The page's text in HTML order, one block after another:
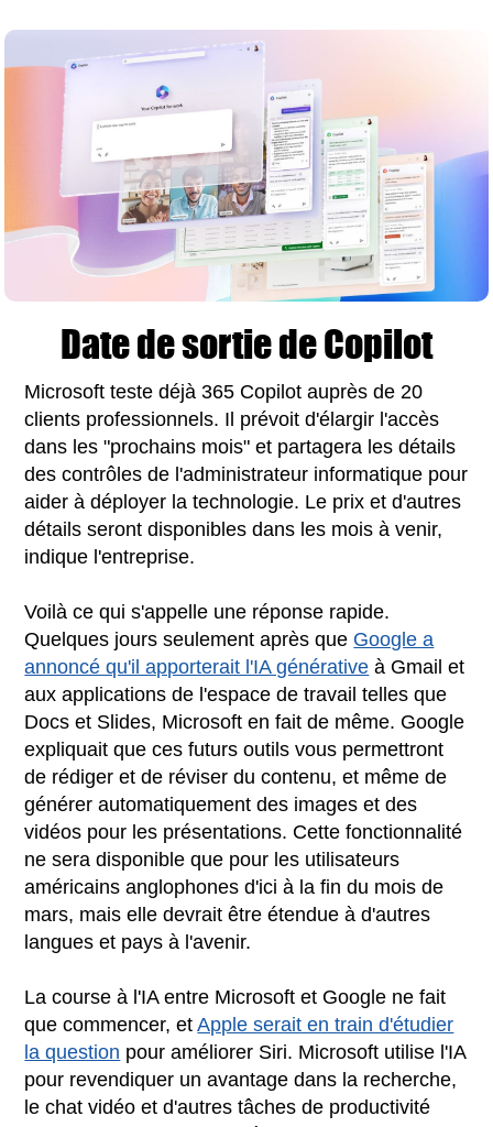
Date de sortie de Copilot
Microsoft teste déjà 365 Copilot auprès de 20
clients professionnels. Il prévoit d'élargir l'accès
dans les "prochains mois" et partagera les détails
des contrôles de l'administrateur informatique pour
aider à déployer la technologie. Le prix et d'autres
détails seront disponibles dans les mois à venir,
indique l'entreprise.
Voilà ce qui s'appelle une réponse rapide.
Quelques jours seulement après que Google a
annoncé qu'il apporterait l'IA générative à Gmail et
aux applications de l'espace de travail telles que
Docs et Slides, Microsoft en fait de même. Google
expliquait que ces futurs outils vous permettront
de rédiger et de réviser du contenu, et même de
générer automatiquement des images et des
vidéos pour les présentations. Cette fonctionnalité
ne sera disponible que pour les utilisateurs
américains anglophones d'ici à la fin du mois de
mars, mais elle devrait être étendue à d'autres
langues et pays à l'avenir.
La course à l'IA entre Microsoft et Google ne fait
que commencer, etApple serait en train d'étudier
la question pour améliorer Siri. Microsoft utilise l'IA
pour revendiquer un avantage dans la recherche,
le chat vidéo et d'autres tâches de productivité